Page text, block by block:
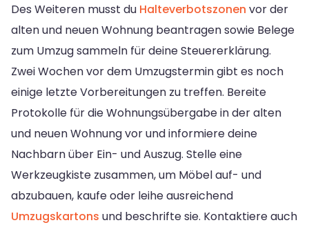
Des Weiteren musst du Halteverbotszonen vor der
alten und neuen Wohnung beantragen sowie Belege
zum Umzug sammeln für deine Steuererklärung.
Zwei Wochen vor dem Umzugstermin gibt es noch
einige letzte Vorbereitungen zu treffen. Bereite
Protokolle für die Wohnungsübergabe in der alten
und neuen Wohnung vor und informiere deine
Nachbarn über Ein- und Auszug. Stelle eine
Werkzeugkiste zusammen, um Möbel auf- und
abzubauen, kaufe oder leihe ausreichend
Umzugskartons und beschrifte sie. Kontaktiere auch